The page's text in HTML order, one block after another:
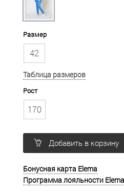
Размер
42
Таблица размеров
Рост
170
Добавить в корзину
Бонусная карта Elema
Программа лояльности Elema